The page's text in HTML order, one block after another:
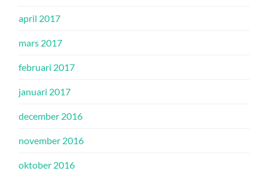
april 2017
mars 2017
februari 2017
januari 2017
december 2016
november 2016
oktober 2016